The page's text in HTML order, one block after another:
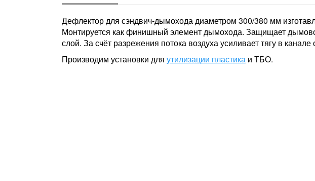
Дефлектор для сэндвич-дымохода диаметром 300/380 мм
Монтируется как финишный элемент дымохода. Защищает
слой. За счёт разрежения потока воздуха усиливает тягу в канале
Производим установки для утилизации пластика и ТБО.